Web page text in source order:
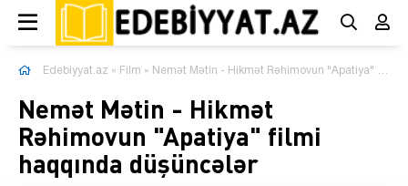
Edebiyyat.az » Film » Nemət Mətin - Hikmət Rəhimovun "Apatiya" filmi haqqında düşüncələr
Nemət Mətin - Hikmət
Rəhimovun "Apatiya" filmi
haqqında düşüncələr